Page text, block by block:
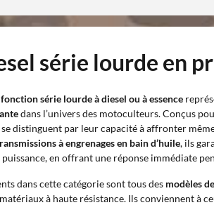
série lourde en
série lourde à diesel ou à essence
dans l’univers des motoculteurs. Conçus
se distinguent par leur capacité à affronter
à engrenages en bain d’huile, ils
en offrant une réponse immédiate
dans cette catégorie sont tous des modèles
à haute résistance. Ils conviennent à